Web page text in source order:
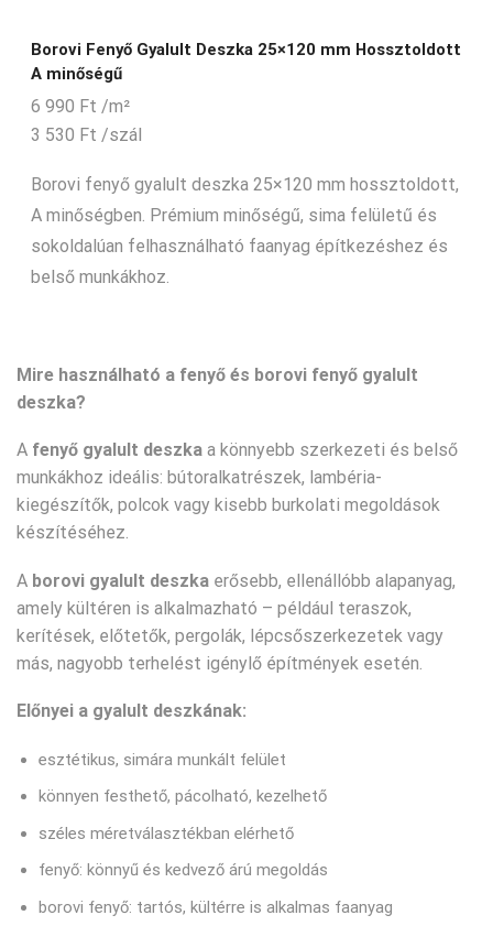
Borovi Fenyő Gyalult Deszka 25×120 mm Hossztoldott
A minőségű
6 990 Ft /m²
3 530 Ft /szál
Borovi fenyő gyalult deszka 25×120 mm hossztoldott,
A minőségben. Prémium minőségű, sima felületű és
sokoldalúan felhasználható faanyag építkezéshez és
belső munkákhoz.
Mire használható a fenyő és borovi fenyő gyalult
deszka?
A fenyő gyalult deszka a könnyebb szerkezeti és belső
munkákhoz ideális: bútoralkatrészek, lambéria-
kiegészítők, polcok vagy kisebb burkolati megoldások
készítéséhez.
A borovi gyalult deszka erősebb, ellenállóbb alapanyag,
amely kültéren is alkalmazható – például teraszok,
kerítések, előtetők, pergolák, lépcsőszerkezetek vagy
más, nagyobb terhelést igénylő építmények esetén.
Előnyei a gyalult deszkának:
esztétikus, simára munkált felület
könnyen festhető, pácolható, kezelhető
széles méretválasztékban elérhető
fenyő: könnyű és kedvező árú megoldás
borovi fenyő: tartós, kültérre is alkalmas faanyag